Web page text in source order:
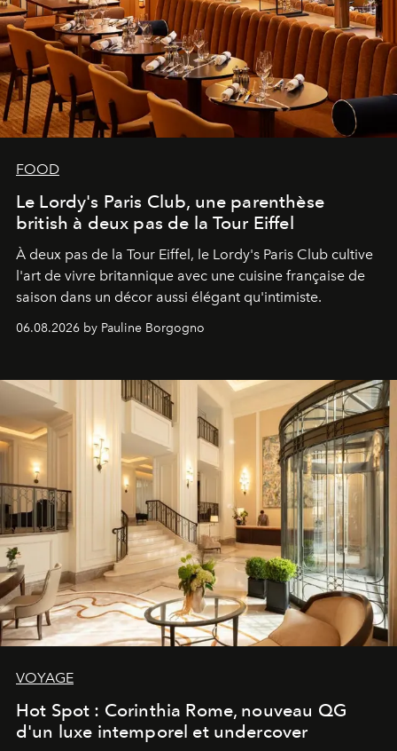
FOOD
Le Lordy's Paris Club, une parenthèse
british à deux pas de la Tour Eiffel
À deux pas de la Tour Eiffel, le Lordy's Paris Club cultive
l'art de vivre britannique avec une cuisine française de
saison dans un décor aussi élégant qu'intimiste.
06.08.2026 by Pauline Borgogno
VOYAGE
Hot Spot : Corinthia Rome, nouveau QG
d'un luxe intemporel et undercover